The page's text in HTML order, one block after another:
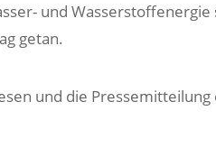
und
getan.
und die